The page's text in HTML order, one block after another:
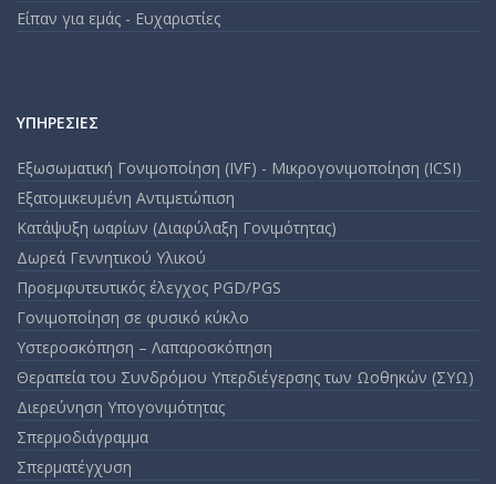
Είπαν για εμάς - Ευχαριστίες
ΥΠΗΡΕΣΊΕΣ
Εξωσωματική Γονιμοποίηση (IVF) - Μικρογονιμοποίηση (ICSI)
Εξατομικευμένη Αντιμετώπιση
Κατάψυξη ωαρίων (Διαφύλαξη Γονιμότητας)
Δωρεά Γεννητικού Υλικού
Προεμφυτευτικός έλεγχος PGD/PGS
Γονιμοποίηση σε φυσικό κύκλο
Υστεροσκόπηση – Λαπαροσκόπηση
Θεραπεία του Συνδρόμου Υπερδιέγερσης των Ωοθηκών (ΣΥΩ)
Διερεύνηση Υπογονιμότητας
Σπερμοδιάγραμμα
Σπερματέγχυση